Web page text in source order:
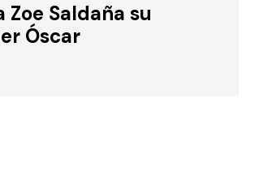
Zoe Saldaña su
Óscar